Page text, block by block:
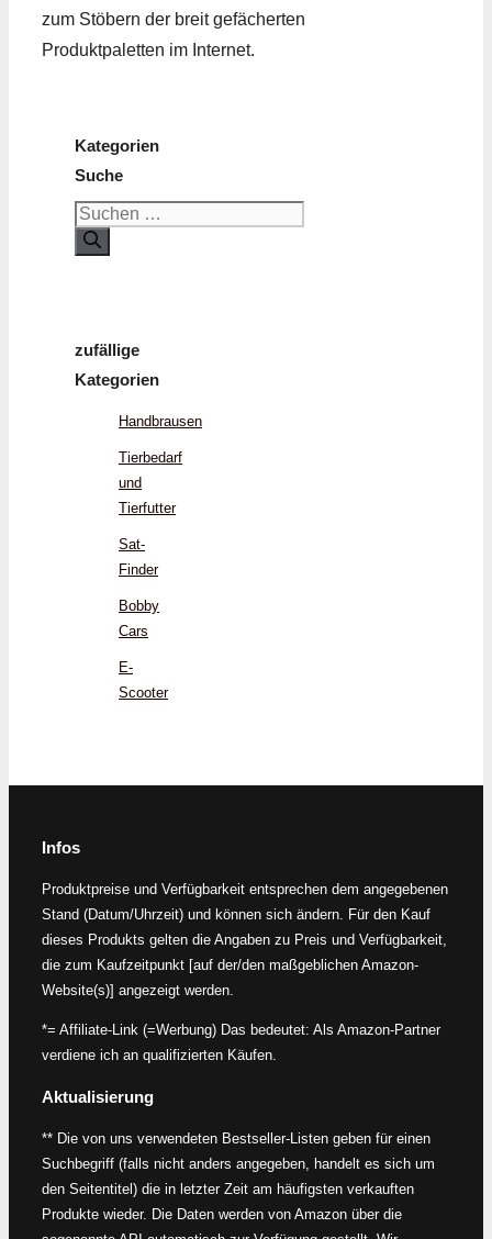
zum Stöbern der breit gefächerten
Produktpaletten im Internet.
Kategorien
Suche
Suchen
nach:
zufällige
Kategorien
Handbrausen
Tierbedarf
und
Tierfutter
Sat-
Finder
Bobby
Cars
E-
Scooter
Infos
Produktpreise und Verfügbarkeit entsprechen dem angegebenen
Stand (Datum/Uhrzeit) und können sich ändern. Für den Kauf
dieses Produkts gelten die Angaben zu Preis und Verfügbarkeit,
die zum Kaufzeitpunkt [auf der/den maßgeblichen Amazon-
Website(s)] angezeigt werden.
*= Affiliate-Link (=Werbung) Das bedeutet: Als Amazon-Partner
verdiene ich an qualifizierten Käufen.
Aktualisierung
** Die von uns verwendeten Bestseller-Listen geben für einen
Suchbegriff (falls nicht anders angegeben, handelt es sich um
den Seitentitel) die in letzter Zeit am häufigsten verkauften
Produkte wieder. Die Daten werden von Amazon über die